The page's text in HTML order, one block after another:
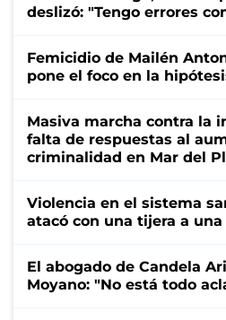
deslizó: "Tengo errores
Femicidio de Mailén
pone el foco en la
Masiva marcha contra la
falta de respuestas al
criminalidad en Mar del
Violencia en el sistema
atacó con una tijera a
El abogado de Candela
Moyano: "No está todo